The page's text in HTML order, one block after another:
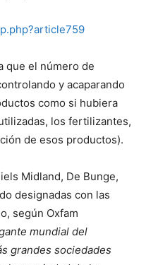
que el número de
y acaparando
como si hubiera
los fertilizantes,
de esos productos).
Midland, De Bunge,
designadas con las
según Oxfam
mundial del
grandes sociedades